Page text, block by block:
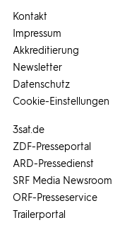
3sat.de
ZDF-Presseportal
ARD-Pressedienst
SRF Media Newsroom
ORF-Presseservice
Trailerportal
Kontakt
Impressum
Akkreditierung
Newsletter
Datenschutz
Cookie-Einstellungen